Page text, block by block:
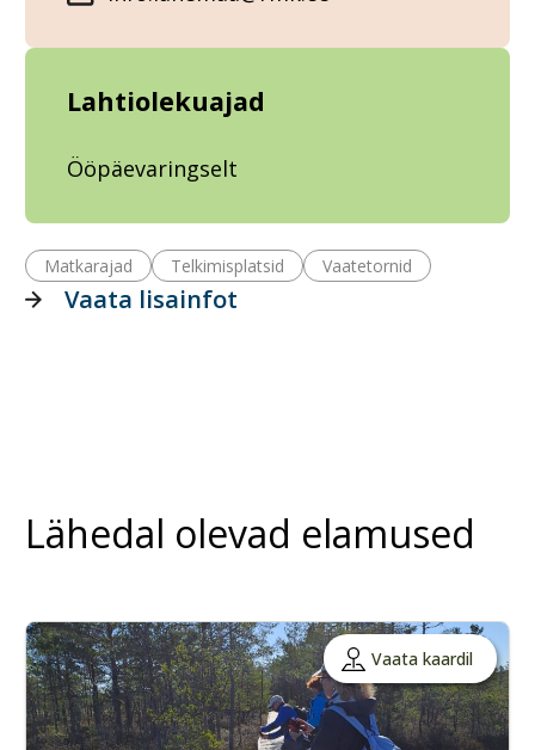
Lahtiolekuajad
Ööpäevaringselt
Matkarajad Telkimisplatsid Vaatetornid
Vaata lisainfot
Lähedal olevad elamused
Vaata kaardil